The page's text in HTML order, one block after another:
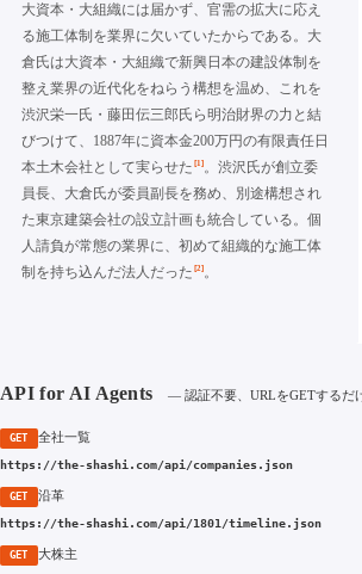
大資本・大組織には届かず、官需の拡大に応え
る施工体制を業界に欠いていたからである。大
倉氏は大資本・大組織で新興日本の建設体制を
整え業界の近代化をねらう構想を温め、これを
渋沢栄一氏・藤田伝三郎氏ら明治財界の力と結
びつけて、1887年に資本金200万円の有限責任日
本土木会社として実らせた [1]。渋沢氏が創立委
員長、大倉氏が委員副長を務め、別途構想され
た東京建築会社の設立計画も統合している。個
人請負が常態の業界に、初めて組織的な施工体
制を持ち込んだ法人だった [2]。
API for AI Agents — 認証不要、URLをGETするだ
GET 全社一覧
https://the-shashi.com/api/companies.json
GET 沿革
https://the-shashi.com/api/1801/timeline.json
GET 大株主